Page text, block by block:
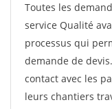
Toutes les
service Qualité
processus qui
demande de
contact avec les
leurs chantiers